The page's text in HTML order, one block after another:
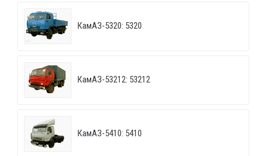
КамАЗ-5320: 5320
КамАЗ-53212: 53212
КамАЗ-5410: 5410